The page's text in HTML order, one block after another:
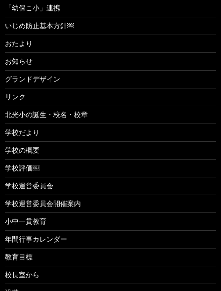
「幼保こ小」連携
いじめ防止基本方針￼
おたより
お知らせ
グランドデザイン
リンク
北光小の誕生・校名・校章
学校だより
学校の概要
学校評価￼
学校運営委員会
学校運営委員会開催案内
小中一貫教育
年間行事カレンダー
教育目標
校長室から